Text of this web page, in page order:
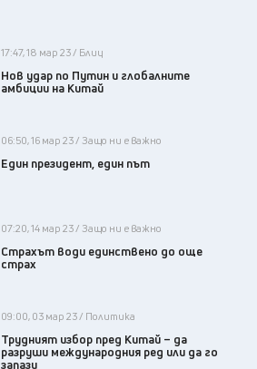
17:47, 18 мар 23 / Блиц
Нов удар по Путин и глобалните
амбиции на Китай
06:50, 16 мар 23 / Защо ни е важно
Един президент, един път
07:20, 14 мар 23 / Защо ни е важно
Страхът води единствено до още
страх
09:00, 03 мар 23 / Политика
Трудният избор пред Китай – да
разруши международния ред или да го
запази